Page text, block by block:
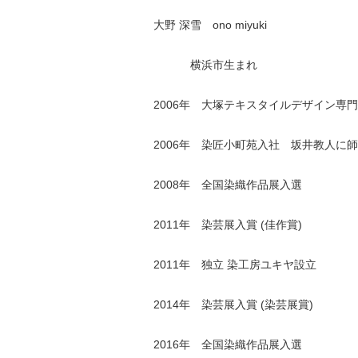
大野 深雪 ono miyuki
横浜市生まれ
2006年 大塚テキスタイルデザイン専
2006年 染匠小町苑入社 坂井教人に
2008年 全国染織作品展入選
2011年 染芸展入賞 (佳作賞)
2011年 独立 染工房ユキヤ設立
2014年 染芸展入賞 (染芸展賞)
2016年 全国染織作品展入選